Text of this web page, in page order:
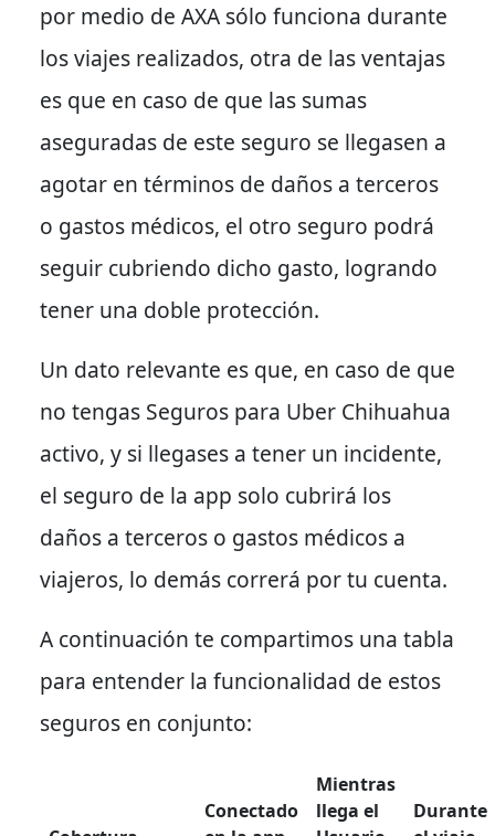
por medio de AXA sólo funciona durante
los viajes realizados, otra de las ventajas
es que en caso de que las sumas
aseguradas de este seguro se llegasen a
agotar en términos de daños a terceros
o gastos médicos, el otro seguro podrá
seguir cubriendo dicho gasto, logrando
tener una doble protección.
Un dato relevante es que, en caso de que
no tengas Seguros para Uber Chihuahua
activo, y si llegases a tener un incidente,
el seguro de la app solo cubrirá los
daños a terceros o gastos médicos a
viajeros, lo demás correrá por tu cuenta.
A continuación te compartimos una tabla
para entender la funcionalidad de estos
seguros en conjunto:
Conectado
Mientras
llega el
Durante